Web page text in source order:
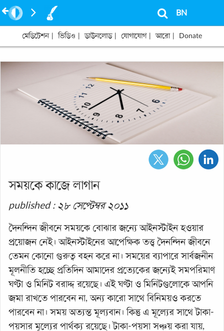
BN
মেডিটেশন ভিডিও ডাউনলোড যোগাযোগ আরো Donate
সময়কে কাজে লাগান
published : ২৮ সেপ্টেম্বর ২০১১
দৈনন্দিন জীবনে সময়কে বোঝার জন্যে আইনস্টাইন হওয়ার
প্রয়োজন নেই। আইনস্টাইনের আপেক্ষিক তত্ত্ব দৈনন্দিন জীবনে
তেমন কোনো গুরুত্ব বহন করে না। সময়ের ব্যাপারে সার্বজনীন
মূলনীতি হচ্ছে প্রতিদিন আমাদের প্রত্যেকের জন্যেই সমপরিমাণ
ঘণ্টা ও মিনিট বরাদ্দ রয়েছে। এই ঘণ্টা ও মিনিটগুলোকে আপনি
জমা রাখতে পারবেন না, অন্য কারো সাথে বিনিময়ও করতে
পারবেন না। সময় অত্যন্ত মূল্যবান। কিন্তু এ মূল্যের সাথে টাকা-
পয়সার মূল্যের পার্থক্য রয়েছে। টাকা-পয়সা সঞ্চয় করা যায়,